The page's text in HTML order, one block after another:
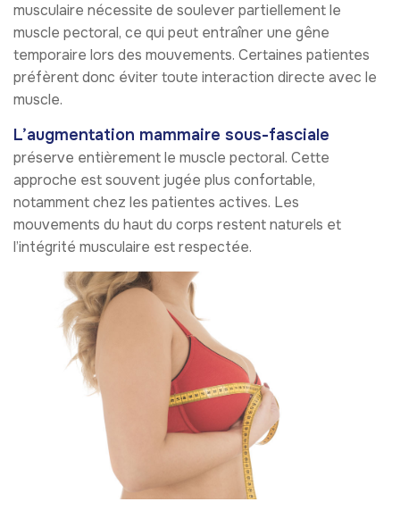
musculaire nécessite de soulever partiellement le
muscle pectoral, ce qui peut entraîner une gêne
temporaire lors des mouvements. Certaines patientes
préfèrent donc éviter toute interaction directe avec le
muscle.
L’augmentation mammaire sous-fasciale
préserve entièrement le muscle pectoral. Cette
approche est souvent jugée plus confortable,
notamment chez les patientes actives. Les
mouvements du haut du corps restent naturels et
l’intégrité musculaire est respectée.